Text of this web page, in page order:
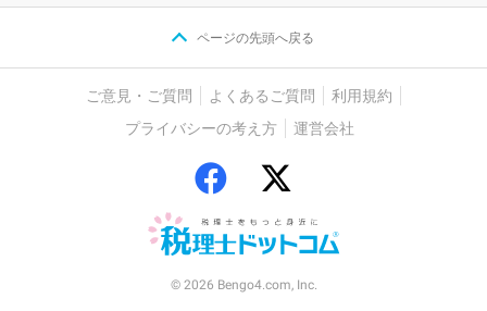
ページの先頭へ戻る
ご意見・ご質問 よくあるご質問
利用規約
プライバシーの考え方
運営会社
© 2026 Bengo4.com, Inc.